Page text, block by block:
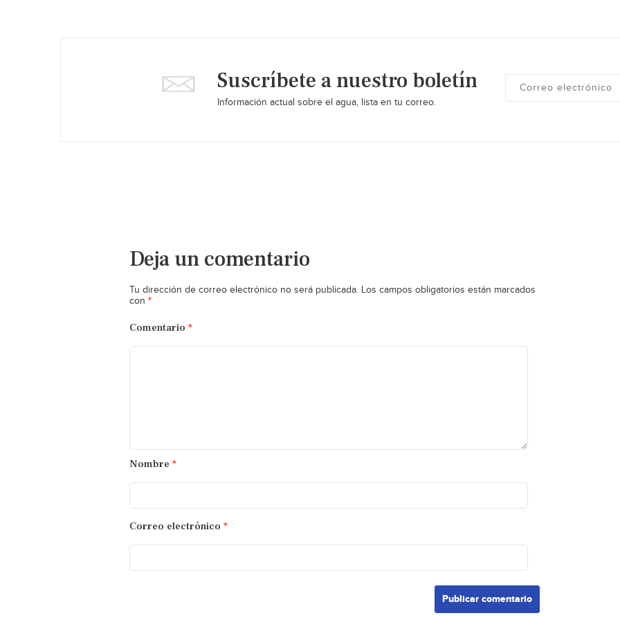
Suscríbete a nuestro boletín
Información actual sobre el agua, lista en tu correo.
Deja un comentario
Tu dirección de correo electrónico no será publicada. Los campos obligatorios están marcados
con *
Comentario *
Nombre *
Correo electrónico *